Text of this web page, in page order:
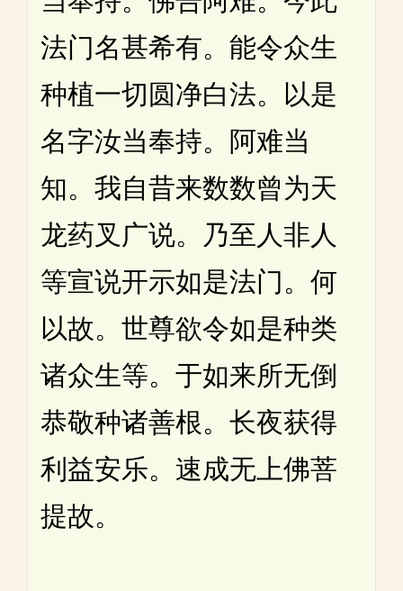
法门名甚希有。能令众生
种植一切圆净白法。以是
名字汝当奉持。阿难当
知。我自昔来数数曾为天
龙药叉广说。乃至人非人
等宣说开示如是法门。何
以故。世尊欲令如是种类
诸众生等。于如来所无倒
恭敬种诸善根。长夜获得
利益安乐。速成无上佛菩
提故。